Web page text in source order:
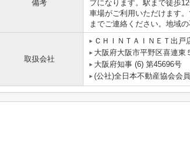
備考
プになります。駅まで徒歩
車場がご利用いただけます
までご連絡ください。地域
取扱会社
ＣＨＩＮＴＡＩＮＥＴ出戸
大阪府大阪市平野区喜連東
大阪府知事 (6) 第45696号
(公社)全日本不動産協会会